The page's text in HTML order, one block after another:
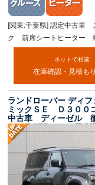
[関東:千葉県] 認定中古車
ク 前席シートヒーター
ネットで相談
在庫確認・見積も
ランドローバー ディ
ミックＳＥ Ｄ３００
中古車 ディーゼル
ットモニター ブラッ
ップ ３Ｄサラウンド
Ｎ スマートキー キー